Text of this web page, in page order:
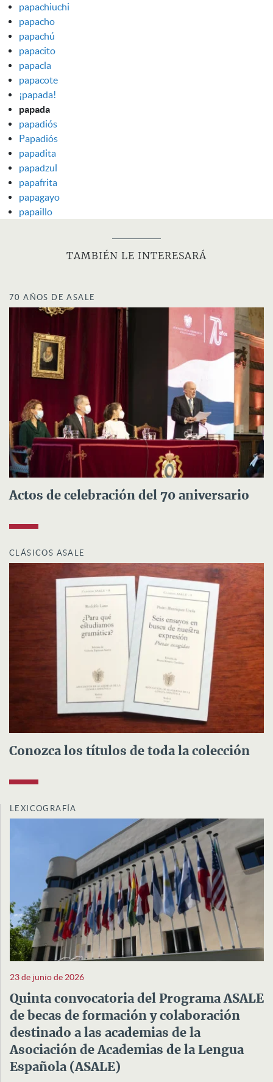
papachiuchi
papacho
papachú
papacito
papacla
papacote
¡papada!
papada
papadiós
Papadiós
papadita
papadzul
papafrita
papagayo
papaillo
TAMBIÉN LE INTERESARÁ
70 AÑOS DE ASALE
Actos de celebración del 70 aniversario
CLÁSICOS ASALE
Conozca los títulos de toda la colección
LEXICOGRAFÍA
23 de junio de 2026
Quinta convocatoria del Programa ASALE
de becas de formación y colaboración
destinado a las academias de la
Asociación de Academias de la Lengua
Española (ASALE)